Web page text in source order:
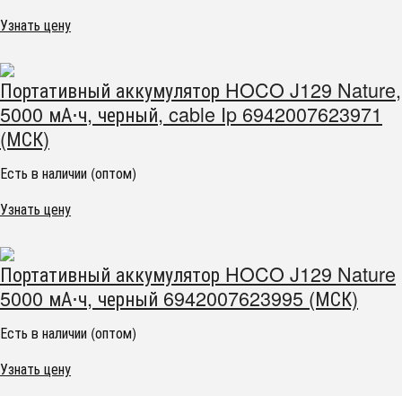
Узнать цену
Портативный аккумулятор HOCO J129 Nature,
5000 мА⋅ч, черный, cable Ip 6942007623971
(МСК)
Есть в наличии (оптом)
Узнать цену
Портативный аккумулятор HOCO J129 Nature
5000 мА⋅ч, черный 6942007623995 (МСК)
Есть в наличии (оптом)
Узнать цену